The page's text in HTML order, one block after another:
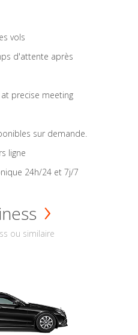
vols
d'attente après
precise meeting
sur demande.
ligne
24h/24 et 7j/7
ou similaire